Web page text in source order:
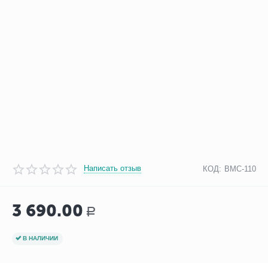
Написать отзыв КОД: BMC-110
3 690.00 Р
В НАЛИЧИИ